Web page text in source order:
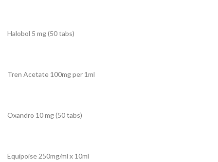
Halobol 5 mg (50 tabs)
Tren Acetate 100mg per 1ml
Oxandro 10 mg (50 tabs)
Equipoise 250mg/ml x 10ml